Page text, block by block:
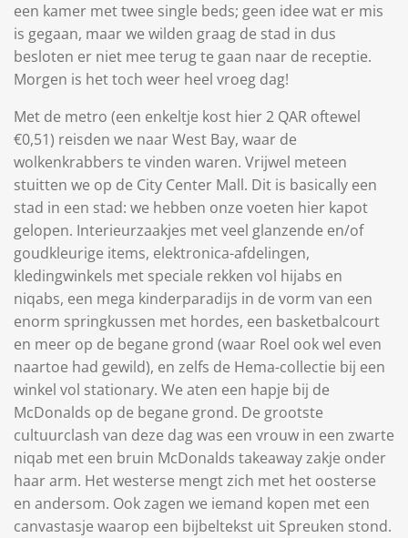
een kamer met twee single beds; geen idee wat er mis
is gegaan, maar we wilden graag de stad in dus
besloten er niet mee terug te gaan naar de receptie.
Morgen is het toch weer heel vroeg dag!
Met de metro (een enkeltje kost hier 2 QAR oftewel
€0,51) reisden we naar West Bay, waar de
wolkenkrabbers te vinden waren. Vrijwel meteen
stuitten we op de City Center Mall. Dit is basically een
stad in een stad: we hebben onze voeten hier kapot
gelopen. Interieurzaakjes met veel glanzende en/of
goudkleurige items, elektronica-afdelingen,
kledingwinkels met speciale rekken vol hijabs en
niqabs, een mega kinderparadijs in de vorm van een
enorm springkussen met hordes, een basketbalcourt
en meer op de begane grond (waar Roel ook wel even
naartoe had gewild), en zelfs de Hema-collectie bij een
winkel vol stationary. We aten een hapje bij de
McDonalds op de begane grond. De grootste
cultuurclash van deze dag was een vrouw in een zwarte
niqab met een bruin McDonalds takeaway zakje onder
haar arm. Het westerse mengt zich met het oosterse
en andersom. Ook zagen we iemand kopen met een
canvastasje waarop een bijbeltekst uit Spreuken stond.